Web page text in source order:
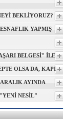
BEKLİYORUZ?
YAPMIŞ
BELGESİ" İLE
OLSA DA, KAPI
GİRİLİRDİAYINDA
NESİL"